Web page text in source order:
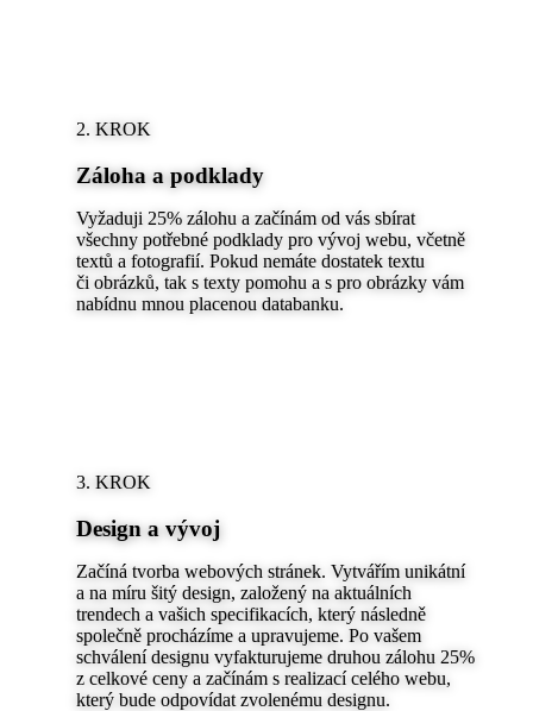
2. KROK
Záloha a podklady
Vyžaduji 25% zálohu a začínám od vás sbírat
všechny potřebné podklady pro vývoj webu, včetně
textů a fotografií. Pokud nemáte dostatek textu
či obrázků, tak s texty pomohu a s pro obrázky vám
nabídnu mnou placenou databanku.
3. KROK
Design a vývoj
Začíná tvorba webových stránek. Vytvářím unikátní
a na míru šitý design, založený na aktuálních
trendech a vašich specifikacích, který následně
společně procházíme a upravujeme. Po vašem
schválení designu vyfakturujeme druhou zálohu 25%
z celkové ceny a začínám s realizací celého webu,
který bude odpovídat zvolenému designu.